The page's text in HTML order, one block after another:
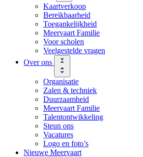
Kaartverkoop
Bereikbaarheid
Toegankelijkheid
Meervaart Familie
Voor scholen
Veelgestelde vragen
Over ons
Organisatie
Zalen & techniek
Duurzaamheid
Meervaart Familie
Talentontwikkeling
Steun ons
Vacatures
Logo en foto’s
Nieuwe Meervaart